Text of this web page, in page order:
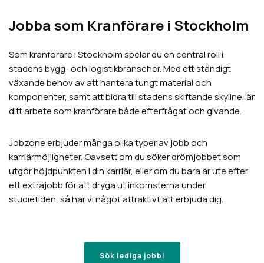
Jobba som Kranförare i Stockholm
Som kranförare i Stockholm spelar du en central roll i
stadens bygg- och logistikbranscher. Med ett ständigt
växande behov av att hantera tungt material och
komponenter, samt att bidra till stadens skiftande skyline, är
ditt arbete som kranförare både efterfrågat och givande.
Jobzone erbjuder många olika typer av jobb och
karriärmöjligheter. Oavsett om du söker drömjobbet som
utgör höjdpunkten i din karriär, eller om du bara är ute efter
ett extrajobb för att dryga ut inkomsterna under
studietiden, så har vi något attraktivt att erbjuda dig.
Sök lediga jobb!